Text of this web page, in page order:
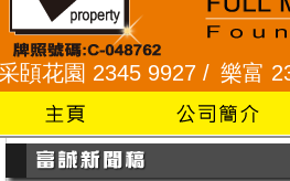
2345 9927 /樂富 2321